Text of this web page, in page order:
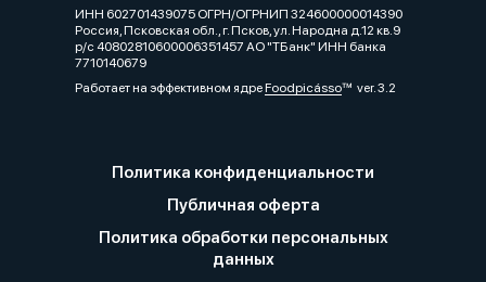
ИНН 602701439075 ОГРН/ОГРНИП 324600000014390
Россия, Псковская обл., г. Псков, ул. Народна д.12 кв.9
р/с 40802810600006351457 АО "ТБанк" ИНН банка
7710140679
Работает на эффективном ядреFoodpicássover. 3.2
Политика конфиденциальности
Публичная оферта
Политика обработки персональных
данных